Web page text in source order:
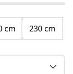
cm
230 cm